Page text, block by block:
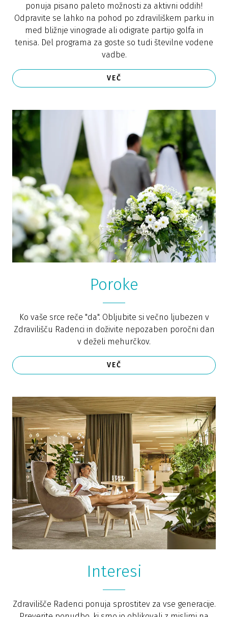
ponuja pisano paleto možnosti za aktivni oddih!
Odpravite se lahko na pohod po zdraviliškem parku in
med bližnje vinograde ali odigrate partijo golfa in
tenisa. Del programa za goste so tudi številne vodene
vadbe.
VEČ
Poroke
Ko vaše srce reče "da". Obljubite si večno ljubezen v
Zdravilišču Radenci in doživite nepozaben poročni dan
v deželi mehurčkov.
VEČ
Interesi
Zdravilišče Radenci ponuja sprostitev za vse generacije.